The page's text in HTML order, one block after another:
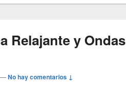
Relajante y Ondas
—No hay comentarios ↓